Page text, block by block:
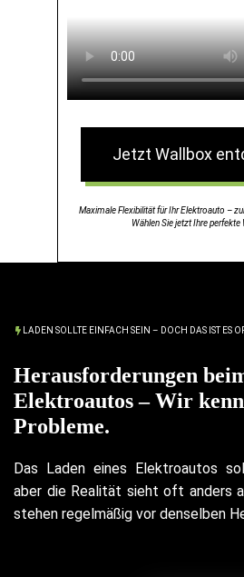
Jetzt Wallbox
Maximale Flexibilität für Ihr Elektroauto –
Wählen Sie jetzt Ihre perfekte
LADEN SOLLTE EINFACH SEIN – DOCH DAS IST ES
Herausforderungen
Elektroautos – Wir
Probleme.
Das Laden eines Elektroautos
aber die Realität sieht oft anders
stehen regelmäßig vor denselben